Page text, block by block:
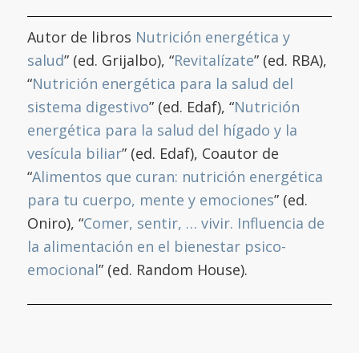
Autor de libros Nutrición energética y
salud” (ed. Grijalbo), “Revitalízate” (ed. RBA),
“Nutrición energética para la salud del
sistema digestivo” (ed. Edaf), “Nutrición
energética para la salud del hígado y la
vesícula biliar” (ed. Edaf), Coautor de
“Alimentos que curan: nutrición energética
para tu cuerpo, mente y emociones” (ed.
Oniro), “Comer, sentir, … vivir. Influencia de
la alimentación en el bienestar psico-
emocional” (ed. Random House).